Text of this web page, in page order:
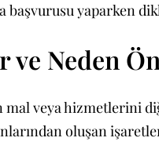
başvurusu yaparken
ve Neden
veya hizmetlerini
oluşan